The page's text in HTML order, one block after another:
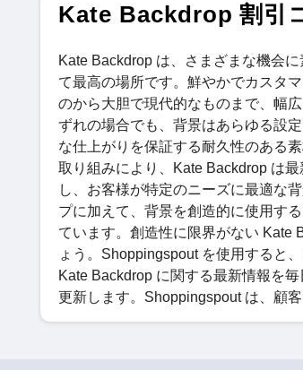
Kate Backdrop 割引
Kate Backdrop は、さまざまな機会
て最高の場所です。鮮やかでカスタ
のから大胆で現代的なものまで、幅
ずれの場合でも、背景はあらゆる設
な仕上がりを保証する耐久性のある
取り組みにより、Kate Backdrop は
し、お客様が特定のニーズに最適な
プに加えて、背景を創造的に使用す
ています。創造性に限界がない Kate
ょう。Shoppingspout を使用すると
Kate Backdrop に関する最新情報を
更新します。Shoppingspout は、顧